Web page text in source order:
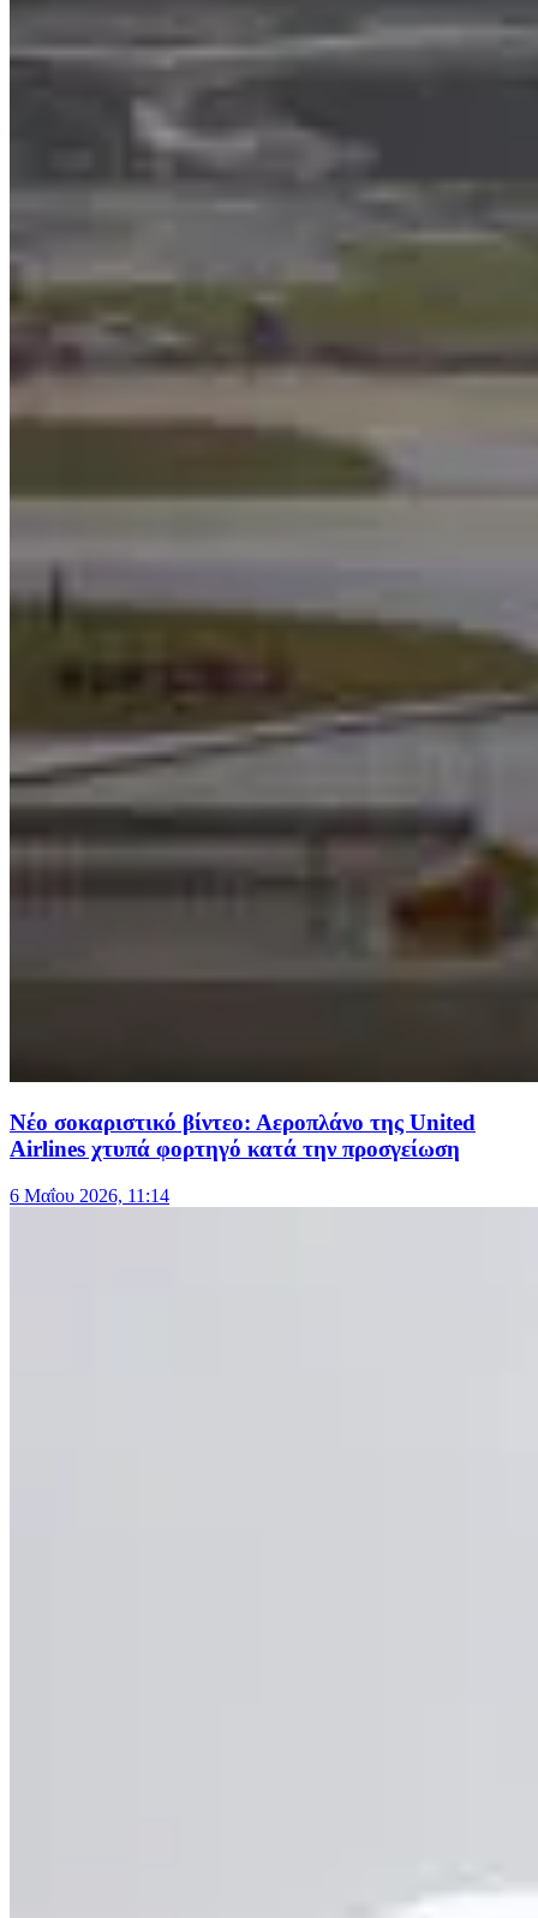
Νέο σοκαριστικό βίντεο: Αεροπλάνο της United
Airlines χτυπά φορτηγό κατά την προσγείωση
6 Μαΐου 2026, 11:14